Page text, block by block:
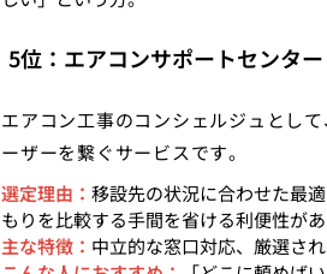
5位：エアコンサポートセンター
エアコン工事のコンシェルジュとし
ーザーを繋ぐサービスです。
選定理由： 移設先の状況に合わせた最
もりを比較する手間を省ける利便性があ
主な特徴： 中立的な窓口対応、厳選さ